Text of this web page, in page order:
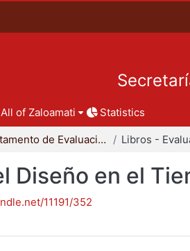
All of Zaloamati Statistics
Departamento de Evaluación del Diseño en el Tiempo
Diseño en el
11191/352